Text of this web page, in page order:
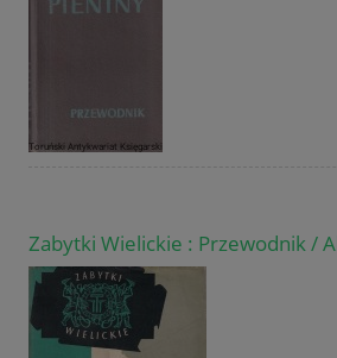
Zabytki Wielickie : Przewodnik /